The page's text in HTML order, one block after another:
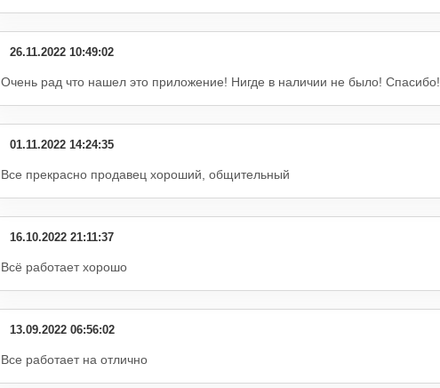
26.11.2022 10:49:02
Очень рад что нашел это приложение! Нигде в наличии не было! Спасибо!
01.11.2022 14:24:35
Все прекрасно продавец хороший, общительный
16.10.2022 21:11:37
Всё работает хорошо
13.09.2022 06:56:02
Все работает на отлично